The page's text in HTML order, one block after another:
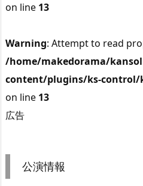
on line 13
Warning: Attempt to read
/home/makedorama/
content/plugins/ks-control/
on line 13
広告
公演情報